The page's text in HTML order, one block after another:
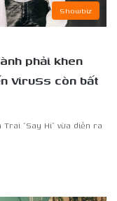
Showbiz
phải khen
ViruSs còn bất
“Say Hi” vừa diễn ra